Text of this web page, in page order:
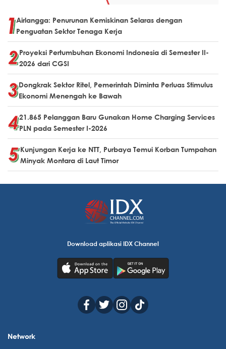
Airlangga: Penurunan Kemiskinan Selaras dengan
Penguatan Sektor Tenaga Kerja
Proyeksi Pertumbuhan Ekonomi Indonesia di Semester II-
2026 dari CGSI
Dongkrak Sektor Ritel, Pemerintah Diminta Perluas Stimulus
Ekonomi Menengah ke Bawah
21.865 Pelanggan Baru Gunakan Home Charging Services
PLN pada Semester I-2026
Kunjungan Kerja ke NTT, Purbaya Temui Korban Tumpahan
Minyak Montara di Laut Timor
Download aplikasi IDX Channel
Network